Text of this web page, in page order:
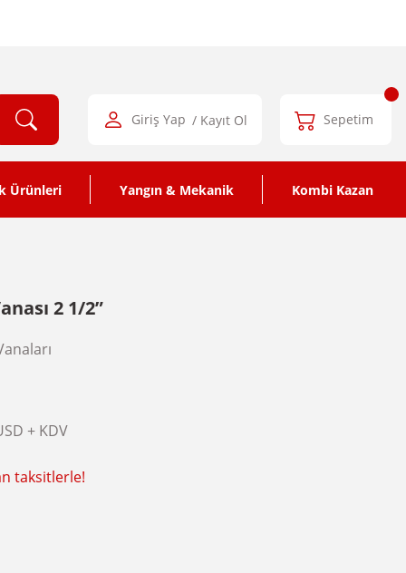
Giriş Yap / Kayıt Ol Sepetim
Ürünleri Yangın & Mekanik Kombi Kazan
2 1/2”
+ KDV
taksitlerle!